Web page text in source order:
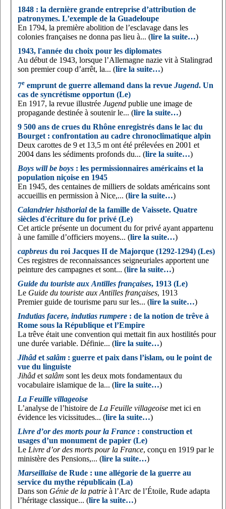
1848 : la dernière grande entreprise d’attribution de
patronymes. L’exemple de la Guadeloupe
En 1794, la première abolition de l’esclavage dans les
colonies françaises ne donna pas lieu à... (lire la suite…)
1943, l'année du choix pour les diplomates
Au début de 1943, lorsque l’Allemagne nazie vit à Stalingrad
son premier coup d’arrêt, la... (lire la suite…)
7e emprunt de guerre allemand dans la revue Jugend. Un
cas de syncrétisme opportun (Le)
En 1917, la revue illustrée Jugend publie une image de
propagande destinée à soutenir le... (lire la suite…)
9 500 ans de crues du Rhône enregistrés dans le lac du
Bourget : confrontation au cadre chronoclimatique alpin
Deux carottes de 9 et 13,5 m ont été prélevées en 2001 et
2004 dans les sédiments profonds du... (lire la suite…)
Boys will be boys : les permissionnaires américains et la
population niçoise en 1945
En 1945, des centaines de milliers de soldats américains sont
accueillis en permission à Nice,... (lire la suite…)
Calandrier histhorialde la famille de Vaissete. Quatre
siècles d'écriture du for privé (Le)
Cet article présente un document du for privé ayant appartenu
à une famille d’officiers moyens... (lire la suite…)
capbreus du roi Jacques II de Majorque (1292-1294) (Les)
Ces registres de reconnaissances seigneuriales apportent une
peinture des campagnes et sont... (lire la suite…)
Guide du touriste aux Antilles françaises
, 1913 (Le)
Le Guide du touriste aux Antilles françaises, 1913
Premier guide de tourisme paru sur les... (lire la suite…)
Indutias facere, indutias rumpere : de la notion de trêve à
Rome sous la République et l’Empire
La trêve était une convention qui mettait fin aux hostilités pour
une durée variable. Définie... (lire la suite…)
Jihâdet salâm : guerre et paix dans l’islam, ou le point de
vue du linguiste
Jihâd et salâm sont les deux mots fondamentaux du
vocabulaire islamique de la... (lire la suite…)
La Feuille villageoise
L’analyse de l’histoire de La Feuille villageoise met ici en
évidence les vicissitudes... (lire la suite…)
Livre d’or des morts pour la France : construction et
usages d’un monument de papier (Le)
Le Livre d’or des morts pour la France, conçu en 1919 par le
ministère des Pensions,... (lire la suite…)
Marseillaise de Rude : une allégorie de la guerre au
service du mythe républicain (La)
Dans son Génie de la patrie à l’Arc de l’Étoile, Rude adapta
l’héritage classique... (lire la suite…)